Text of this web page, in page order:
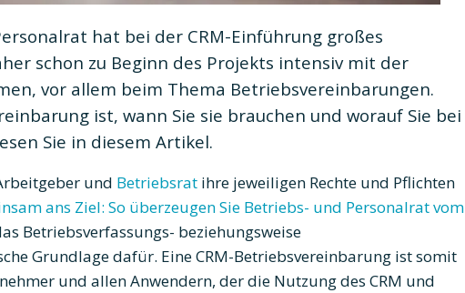
hat bei der CRM-Einführung großes
schon zu Beginn des Projekts intensiv mit der
vor allem beim Thema Betriebsvereinbarungen.
ist, wann Sie sie brauchen und worauf Sie bei
Sie in diesem Artikel.
und Betriebsrat ihre jeweiligen Rechte und Pflichten
ans Ziel: So überzeugen Sie Betriebs- und Personalrat vom
Betriebsverfassungs- beziehungsweise
Grundlage dafür. Eine CRM-Betriebsvereinbarung ist somit
und allen Anwendern, der die Nutzung des CRM und